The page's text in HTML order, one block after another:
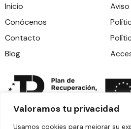
Valoramos tu privacidad
Usamos cookies para mejorar su
Inicio
Conócenos
Contacto
Blog